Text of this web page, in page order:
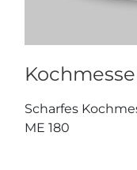
Scharfes
ME 180